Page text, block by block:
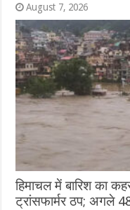
August 7, 2026
हिमाचल में बारिश का
ट्रांसफार्मर ठप; अगले